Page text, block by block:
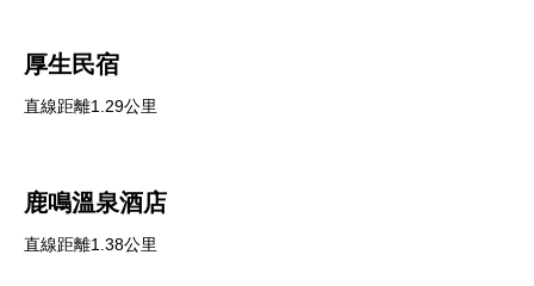
厚生民宿
直線距離1.29公里
鹿鳴溫泉酒店
直線距離1.38公里